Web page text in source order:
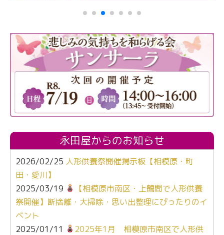
永田屋からのお知らせ
2026/02/25 人形供養祭開催掲示板【相模原・町
田・愛川】
2025/03/19
【相模原市南区・上鶴間で人形供養
祭開催】断捨離・大掃除・思い出整理にぴったりのイ
ベント
2025/01/11
2025年1月 相模原市南区で人形供